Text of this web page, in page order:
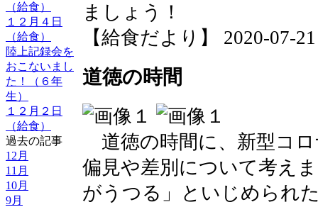
（給食）
１２月４日
（給食）
陸上記録会を
おこないまし
た！（６年
生）
１２月２日
（給食）
過去の記事
12月
11月
10月
9月
ましょう！
【給食だより】 2020-07-
道徳の時間
道徳の時間に、新型コ
偏見や差別について考え
がうつる」といじめられ